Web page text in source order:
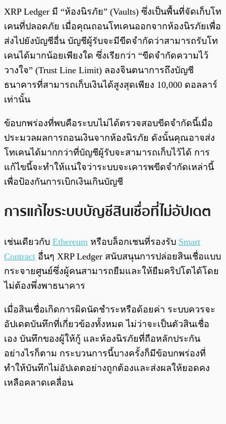
XRP Ledger มี “ห้องนิรภัย” (Vaults) ซึ่งเป็นพื้นที่จัดเก็บโท
เคนที่ปลอดภัย เมื่อคุณถอนโทเคนออกจากห้องนิรภัยเพื่อ
ส่งไปยังบัญชีอื่น บัญชีผู้รับจะมีขีดจำกัดว่าสามารถรับโท
เคนได้มากน้อยเพียงใด ซึ่งเรียกว่า “ขีดจำกัดความไว้
วางใจ” (Trust Line Limit) ลองจินตนาการถึงบัญชี
ธนาคารที่สามารถเก็บเงินได้สูงสุดเพียง 10,000 ดอลลาร์
เท่านั้น
ข้อบกพร่องที่พบคือระบบไม่ได้ตรวจสอบขีดจำกัดนี้เมื่อ
ประมวลผลการถอนเงินจากห้องนิรภัย ดังนั้นคุณอาจส่ง
โทเคนได้มากกว่าที่บัญชีผู้รับจะสามารถเก็บไว้ได้ การ
แก้ไขนี้จะทำให้แน่ใจว่าระบบจะเคารพขีดจำกัดเหล่านี้
เพื่อป้องกันการเบิกเงินเกินบัญชี
การแก้ไขระบบบัญชีสินเชื่อที่ไม่อัปเดต
เช่นเดียวกับ Ethereum หรือบล็อกเชนที่รองรับ Smart
Contract อื่นๆ XRP Ledger สนับสนุนการปล่อยสินเชื่อแบบ
กระจายศูนย์ซึ่งผู้คนสามารถยืมและให้ยืมคริปโตได้โดย
ไม่ต้องพึ่งพาธนาคาร
เมื่อสินเชื่อเกิดการผิดนัดชำระหรือด้อยค่า ระบบควรจะ
อัปเดตบันทึกที่เกี่ยวข้องทั้งหมด ไม่ว่าจะเป็นตัวสินเชื่อ
เอง บันทึกของผู้ให้กู้ และห้องนิรภัยที่ถือหลักประกัน
อย่างไรก็ตาม กระบวนการนี้บางครั้งก็มีข้อบกพร่องที่
ทำให้บันทึกไม่อัปเดตอย่างถูกต้องและส่งผลให้ยอดคง
เหลือคลาดเคลื่อน